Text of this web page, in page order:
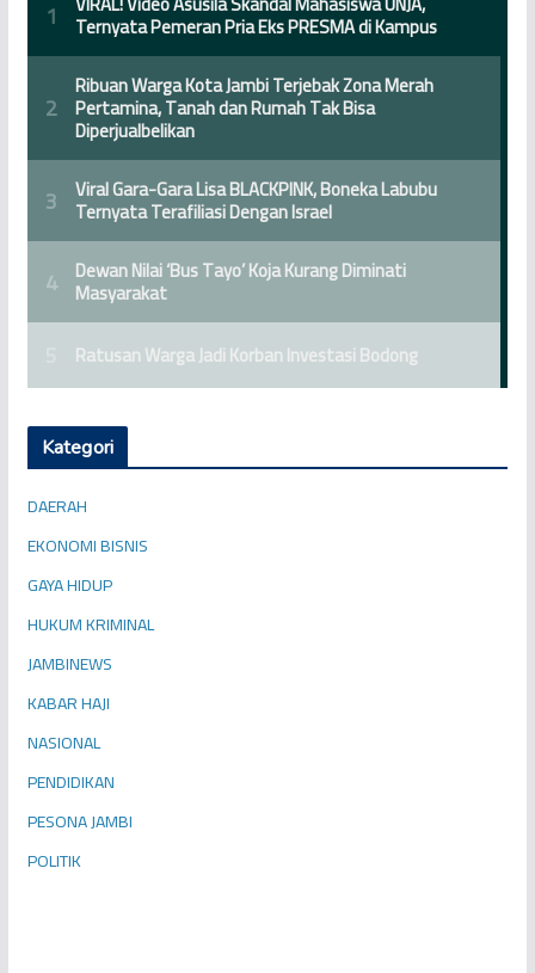
Kategori
DAERAH
EKONOMI BISNIS
GAYA HIDUP
HUKUM KRIMINAL
JAMBINEWS
KABAR HAJI
NASIONAL
PENDIDIKAN
PESONA JAMBI
POLITIK